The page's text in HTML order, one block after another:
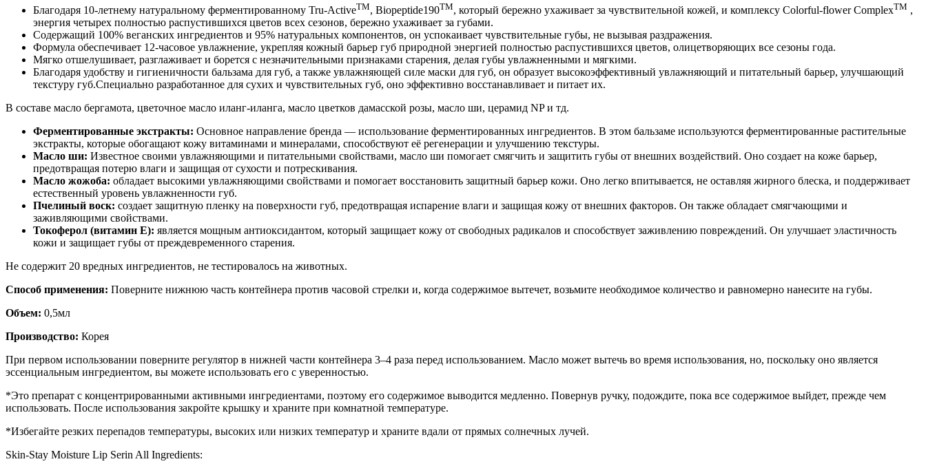
Благодаря 10-летнему натуральному ферментированному Tru-ActiveTM, Biopeptide190TM, который бережно ухаживает за чувствительной кожей, и комплексу Colorful-flower ComplexTM ,
энергия четырех полностью распустившихся цветов всех сезонов, бережно ухаживает за губами.
Содержащий 100% веганских ингредиентов и 95% натуральных компонентов, он успокаивает чувствительные губы, не вызывая раздражения.
Формула обеспечивает 12-часовое увлажнение, укрепляя кожный барьер губ природной энергией полностью распустившихся цветов, олицетворяющих все сезоны года.
Мягко отшелушивает, разглаживает и борется с незначительными признаками старения, делая губы увлажненными и мягкими.
Благодаря удобству и гигиеничности бальзама для губ, а также увлажняющей силе маски для губ, он образует высокоэффективный увлажняющий и питательный барьер, улучшающий
текстуру губ.Специально разработанное для сухих и чувствительных губ, оно эффективно восстанавливает и питает их.
В составе масло бергамота, цветочное масло иланг-иланга, масло цветков дамасской розы, масло ши, церамид NP и тд.
Ферментированные экстракты: Основное направление бренда — использование ферментированных ингредиентов. В этом бальзаме используются ферментированные растительные
экстракты, которые обогащают кожу витаминами и минералами, способствуют её регенерации и улучшению текстуры.
Масло ши: Известное своими увлажняющими и питательными свойствами, масло ши помогает смягчить и защитить губы от внешних воздействий. Оно создает на коже барьер,
предотвращая потерю влаги и защищая от сухости и потрескивания.
Масло жожоба: обладает высокими увлажняющими свойствами и помогает восстановить защитный барьер кожи. Оно легко впитывается, не оставляя жирного блеска, и поддерживает
естественный уровень увлажненности губ.
Пчелиный воск: создает защитную пленку на поверхности губ, предотвращая испарение влаги и защищая кожу от внешних факторов. Он также обладает смягчающими и
заживляющими свойствами.
Токоферол (витамин E): является мощным антиоксидантом, который защищает кожу от свободных радикалов и способствует заживлению повреждений. Он улучшает эластичность
кожи и защищает губы от преждевременного старения.
Не содержит 20 вредных ингредиентов, не тестировалось на животных.
Способ применения: Поверните нижнюю часть контейнера против часовой стрелки и, когда содержимое вытечет, возьмите необходимое количество и равномерно нанесите на губы.
Объем: 0,5мл
Производство: Корея
При первом использовании поверните регулятор в нижней части контейнера 3–4 раза перед использованием. Масло может вытечь во время использования, но, поскольку оно является
эссенциальным ингредиентом, вы можете использовать его с уверенностью.
*Это препарат с концентрированными активными ингредиентами, поэтому его содержимое выводится медленно. Повернув ручку, подождите, пока все содержимое выйдет, прежде чем
использовать. После использования закройте крышку и храните при комнатной температуре.
*Избегайте резких перепадов температуры, высоких или низких температур и храните вдали от прямых солнечных лучей.
Skin-Stay Moisture Lip Serin All Ingredients: